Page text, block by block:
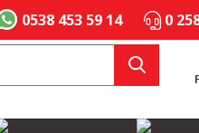
0538 453 59 14 0